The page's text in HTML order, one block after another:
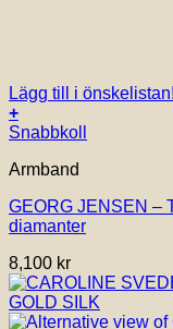
Lägg till i önskelistan!
+
Den
produkten
flera
varianter.
olika
alternativen
kan
Snabbkoll
Armband
GEORG JENSEN –
diamanter
8,100 kr